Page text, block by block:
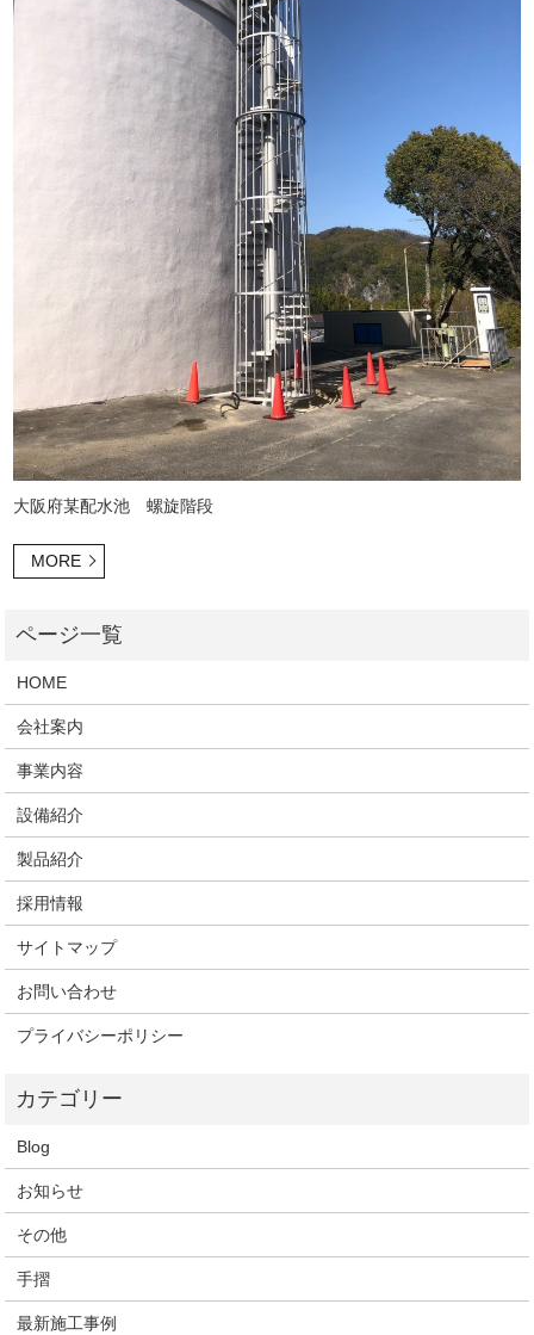
大阪府某配水池 螺旋階段
MORE
HOME
会社案内
事業内容
設備紹介
製品紹介
採用情報
サイトマップ
お問い合わせ
プライバシーポリシー
Blog
お知らせ
その他
手摺
最新施工事例